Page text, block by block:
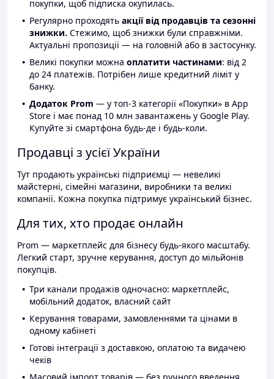
покупки, щоб підписка окупилась.
Регулярно проходять акції від продавців та сезонні
знижки. Стежимо, щоб знижки були справжніми.
Актуальні пропозиції — на головній або в застосунку.
Великі покупки можна оплатити частинами: від 2
до 24 платежів. Потрібен лише кредитний ліміт у
банку.
Додаток Prom — у топ-3 категорії «Покупки» в App
Store і має понад 10 млн завантажень у Google Play.
Купуйте зі смартфона будь-де і будь-коли.
Продавці з усієї України
Тут продають українські підприємці — невеликі
майстерні, сімейні магазини, виробники та великі
компанії. Кожна покупка підтримує український бізнес.
Для тих, хто продає онлайн
Prom — маркетплейс для бізнесу будь-якого масштабу.
Легкий старт, зручне керування, доступ до мільйонів
покупців.
Три канали продажів одночасно: маркетплейс,
мобільний додаток, власний сайт
Керування товарами, замовленнями та цінами в
одному кабінеті
Готові інтеграції з доставкою, оплатою та видачею
чеків